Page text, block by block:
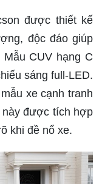
được thiết kế
độc đáo giúp
CUV hạng C
sáng full-LED.
xe cạnh tranh
này được tích hợp
khi đề nổ xe.